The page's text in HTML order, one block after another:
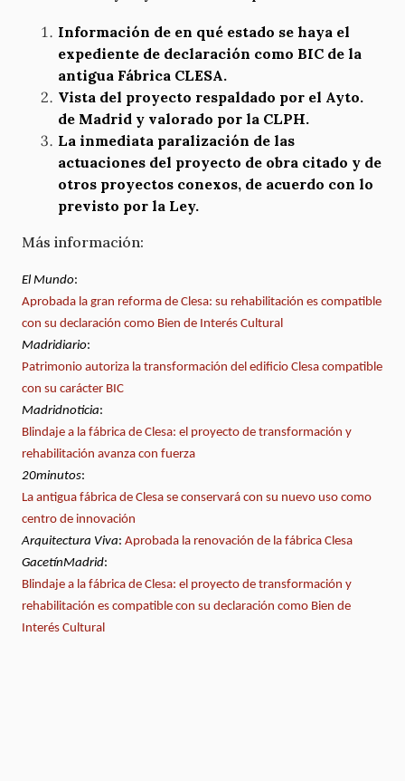
Información de en qué estado se haya el
expediente de declaración como BIC de la
antigua Fábrica CLESA.
Vista del proyecto respaldado por el Ayto.
de Madrid y valorado por la CLPH.
La inmediata paralización de las
actuaciones del proyecto de obra citado y de
otros proyectos conexos, de acuerdo con lo
previsto por la Ley.
Más información:
El Mundo:
Aprobada la gran reforma de Clesa: su rehabilitación es compatible
con su declaración como Bien de Interés Cultural
Madridiario:
Patrimonio autoriza la transformación del edificio Clesa compatible
con su carácter BIC
Madridnoticia:
Blindaje a la fábrica de Clesa: el proyecto de transformación y
rehabilitación avanza con fuerza
20minutos:
La antigua fábrica de Clesa se conservará con su nuevo uso como
centro de innovación
Arquitectura Viva: Aprobada la renovación de la fábrica Clesa
GacetínMadrid:
Blindaje a la fábrica de Clesa: el proyecto de transformación y
rehabilitación es compatible con su declaración como Bien de
Interés Cultural